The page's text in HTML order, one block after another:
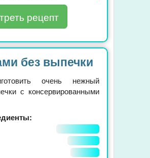
рецепт
без выпечки
очень нежный
с консервированными